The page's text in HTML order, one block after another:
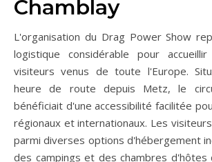
Chamblay
L'organisation du Drag Power Show
logistique considérable pour
visiteurs venus de toute l'Europe.
heure de route depuis Metz, le
bénéficiait d'une accessibilité facilitée
régionaux et internationaux. Les
parmi diverses options d'hébergement
des campings et des chambres d'hôtes